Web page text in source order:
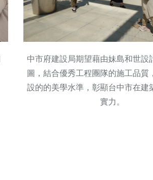
中市府建設局期望藉由妹島和世設
圖，結合優秀工程團隊的施工品質
設的的美學水準，彰顯台中市在建
實力。